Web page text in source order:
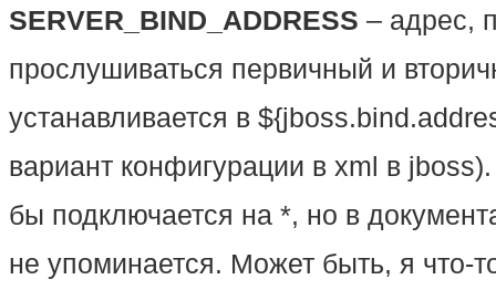
SERVER_BIND_ADDRESS – адрес,
прослушиваться первичный и
устанавливается в
вариант конфигурации в xml в
бы подключается на *, но в
не упоминается. Может быть, я что-